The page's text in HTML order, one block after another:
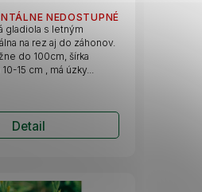
NEDOSTUPNÉ
Detail
gladiola s letným
na rez aj do záhonov.
do 100cm, šírka
15 cm , má úzky...